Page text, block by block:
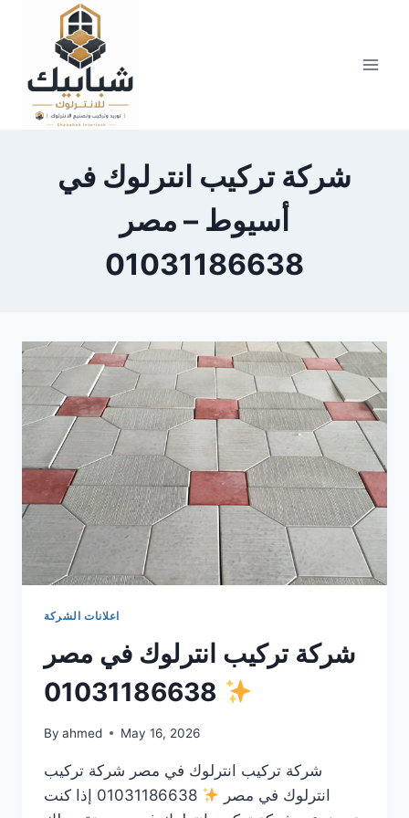
شركة تركيب انترلوك في
أسيوط – مصر
01031186638
اعلانات الشركة
شركة تركيب انترلوك في مصر
By ahmed May 16, 2026
شركة تركيب انترلوك في مصر شركة تركيب
انترلوك في مصر
01031186638 إذا كنت